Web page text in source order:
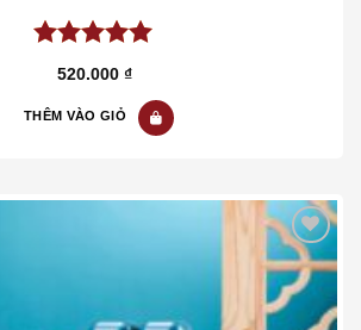
5.00out of
520.000 ₫
THÊM VÀO GIỎ
Add to wishlist